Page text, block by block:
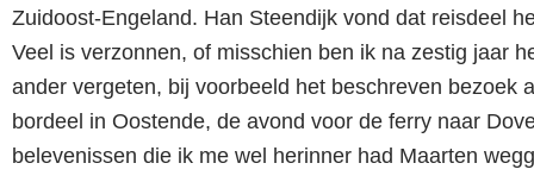
Zuidoost-Engeland. Han Steendijk vond dat reisdeel
Veel is verzonnen, of misschien ben ik na zestig jaar
ander vergeten, bij voorbeeld het beschreven bezoek
bordeel in Oostende, de avond voor de ferry naar
belevenissen die ik me wel herinner had Maarten